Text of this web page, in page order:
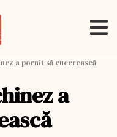
a pornit să cucerească
a